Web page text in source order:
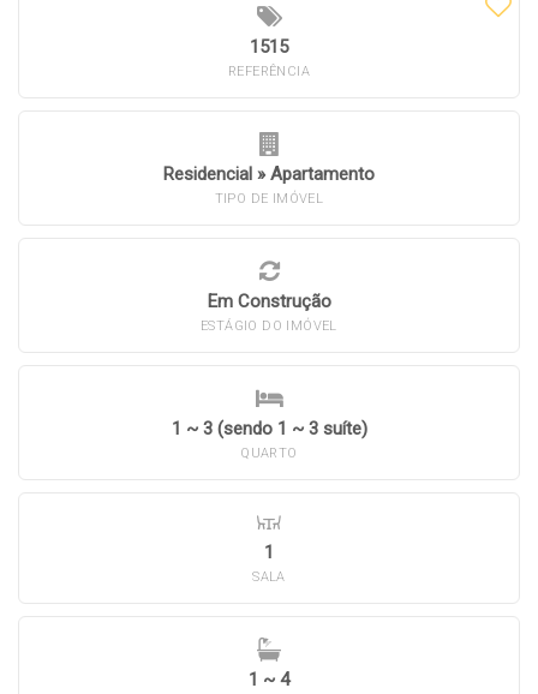
1515
REFERÊNCIA
Residencial » Apartamento
TIPO DE IMÓVEL
Em Construção
ESTÁGIO DO IMÓVEL
1 ~ 3 (sendo 1 ~ 3 suíte)
QUARTO
1
SALA
1 ~ 4